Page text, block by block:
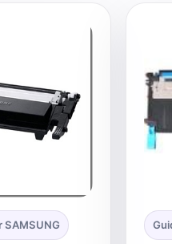
SAMSUNG